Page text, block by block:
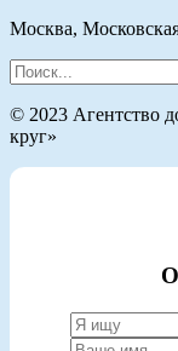
Москва,
Search
for:
© 2023 Агентство
круг»